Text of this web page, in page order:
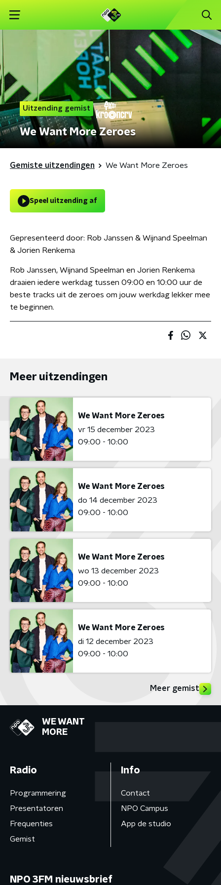
Uitzending gemist
We Want More Zeroes
Gemiste uitzendingen We Want More Zeroes
Speel uitzending af
Gepresenteerd door: Rob Janssen & Wijnand Speelman
& Jorien Renkema
Rob Janssen, Wijnand Speelman en Jorien Renkema
draaien iedere werkdag tussen 09:00 en 10:00 uur de
beste tracks uit de zeroes om jouw werkdag lekker mee
te beginnen.
Meer uitzendingen
We Want More Zeroes
vr 15 december 2023
09:00 - 10:00
We Want More Zeroes
do 14 december 2023
09:00 - 10:00
We Want More Zeroes
wo 13 december 2023
09:00 - 10:00
We Want More Zeroes
di 12 december 2023
09:00 - 10:00
Meer gemist
WE WANT
MORE
Radio
Programmering
Presentatoren
Frequenties
Gemist
Info
Contact
NPO Campus
App de studio
NPO 3FM nieuwsbrief